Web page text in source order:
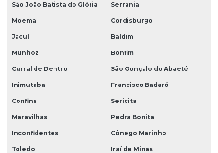
São João Batista do Glória Serrania
Moema Cordisburgo
Jacuí Baldim
Munhoz Bonfim
Curral de Dentro São Gonçalo do Abaeté
Inimutaba Francisco Badaró
Confins Sericita
Maravilhas Pedra Bonita
Inconfidentes Cônego Marinho
Toledo Iraí de Minas